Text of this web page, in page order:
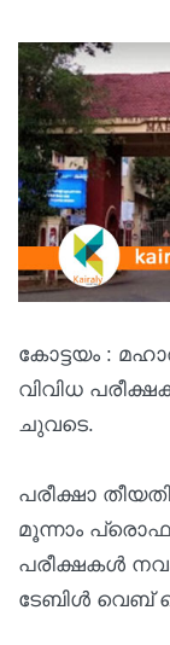
കോട്ടയം :
വിവിധ
ചുവടെ.
പരീക്ഷാ തീയതി
മൂന്നാം
പരീക്ഷകള്‍
ടേബിള്‍ വെബ്